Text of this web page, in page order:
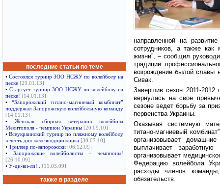
последние статьи по теме
•Состоялся турнир ЗОО НСЖУ по волейболу на
песке [29.01.13]
•Стартует турнир ЗОО НСЖУ по волейболу на
песке! [14.01.13]
• “Запорожский титано-магниевый комбинат”
поддержал Запорожскую волейбольную команду
[14.01.13]
• Женская сборная ветеранов волейбола
Мелитополя - чемпион Украины [20.09.10]
•Всеукраинский турнир по пляжному волейболу
в честь дня железнодорожника [30.07.10]
• Триллер по-запорожски [06.12.09]
• Запорожские волейболисты – чемпионы!
[26.10.09]
• У-ди-ви-ли!.. [11.03.09]
также в разделе
направленной на
сотрудников, а также как
жизни”, – сообщил
традиции
возрождение былой славы
Сивак.
Завершив сезон 2011-
вернулась на свое
сезоне ведет борьбу за
первенства Украины.
Оказывая системную
титано-магниевый
организовывает
выплачивает
организовывает
Федерацию волейбола
расходы членов
обязательств.